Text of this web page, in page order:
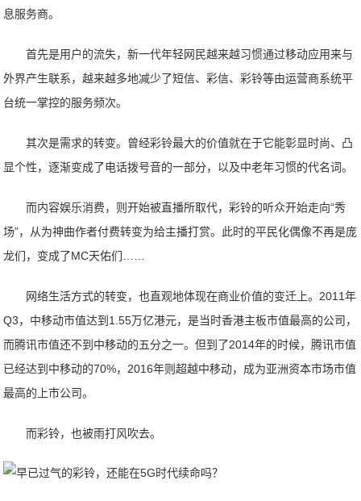
息服务商。
首先是用户的流失，新一代年轻网民越来越习惯通过移动应用来与
外界产生联系，越来越多地减少了短信、彩信、彩铃等由运营商系统平
台统一掌控的服务频次。
其次是需求的转变。曾经彩铃最大的价值就在于它能彰显时尚、凸
显个性，逐渐变成了电话拨号音的一部分，以及中老年习惯的代名词。
而内容娱乐消费，则开始被直播所取代，彩铃的听众开始走向“秀
场”，从为神曲作者付费转变为给主播打赏。此时的平民化偶像不再是庞
龙们，变成了MC天佑们……
网络生活方式的转变，也直观地体现在商业价值的变迁上。2011年
Q3，中移动市值达到1.55万亿港元，是当时香港主板市值最高的公司，
而腾讯市值还不到中移动的五分之一。但到了2014年的时候，腾讯市值
已经达到中移动的70%，2016年则超越中移动，成为亚洲资本市场市值
最高的上市公司。
而彩铃，也被雨打风吹去。